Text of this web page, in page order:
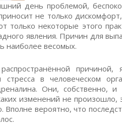
день проблемой,
не только
только некоторые этого
явления. Причин для
наиболее весомых.
причиной,
в человеческом
Они, собственно,
изменений не произошло,
вероятно, что